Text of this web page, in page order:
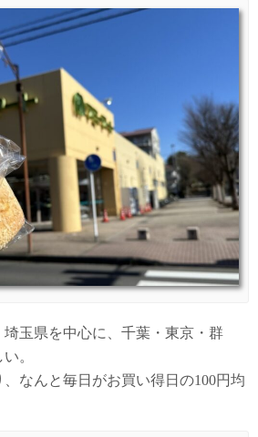
玉県を中心に、千葉・東京・群
。
なんと毎日がお買い得日の100円均